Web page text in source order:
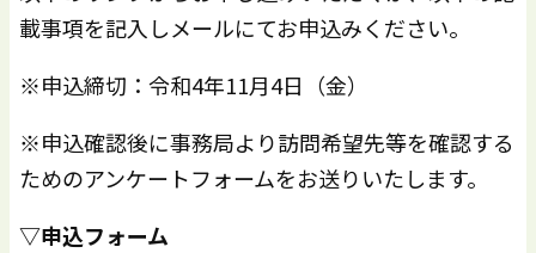
載事項を記入しメールにてお申込みください。
※申込締切：令和4年11月4日（金）
※申込確認後に事務局より訪問希望先等を確認する
ためのアンケートフォームをお送りいたします。
▽申込フォーム